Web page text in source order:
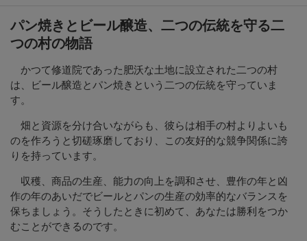
パン焼きとビール醸造、二つの伝統を守る二
つの村の物語
かつて修道院であった肥沃な土地に設立された二つの村
は、ビール醸造とパン焼きという二つの伝統を守っていま
す。
畑と資源を分け合いながらも、彼らは相手の村よりよいも
のを作ろうと切磋琢磨しており、この友好的な競争関係に誇
りを持っています。
収穫、商品の生産、能力の向上を調和させ、豊作の年と凶
作の年のあいだでビールとパンの生産の効率的なバランスを
保ちましょう。そうしたときに初めて、あなたは勝利をつか
むことができるのです。